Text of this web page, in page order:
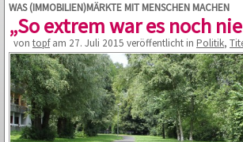
WAS (IMMOBILIEN)MÄRKTE MIT MENSCHEN MACHEN
„So extrem war es noch
von topfam 27. Juli 2015 veröffentlicht in Politik,